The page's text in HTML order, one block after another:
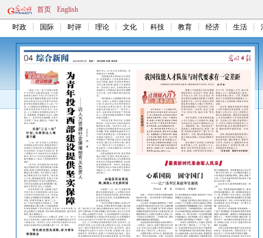
首页 English
时政 国际 时评 理论 文化 科技 教育 经济 生活